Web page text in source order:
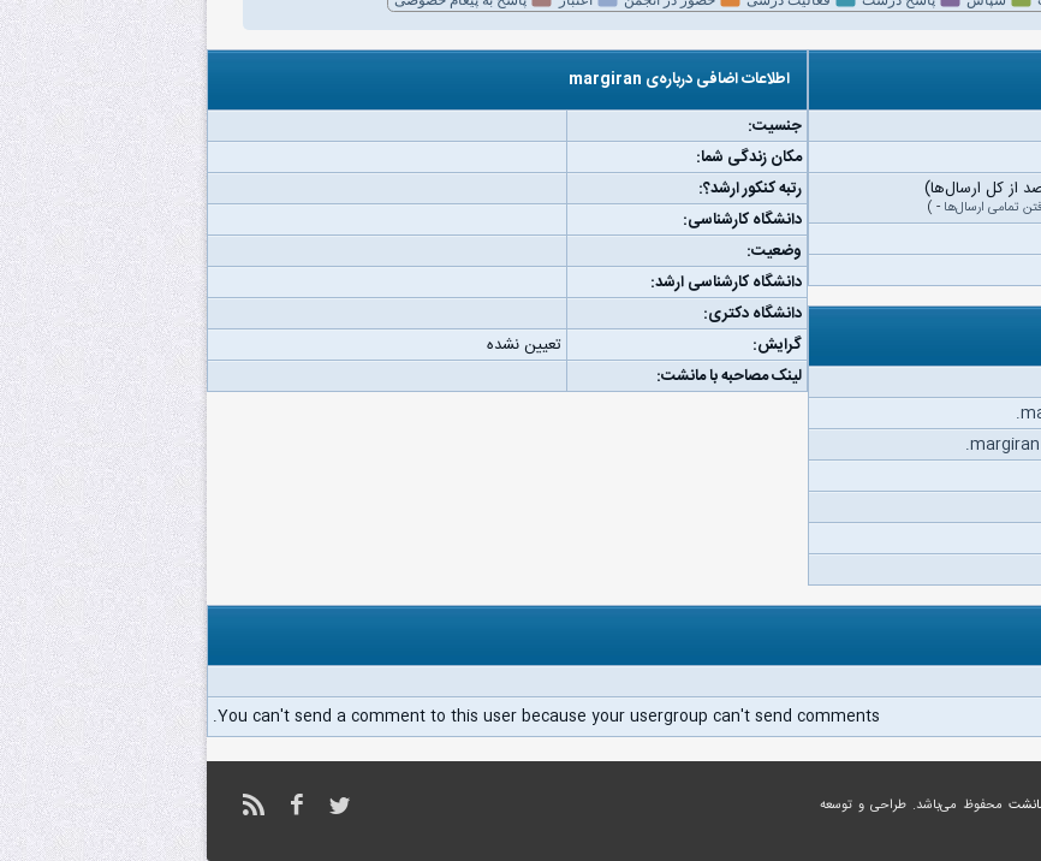
تمامی ارسال‌ها -
)
اطلاعات اضافی درباره‌ی margiran
جنسیت:
مکان زندگی شما:
رتبه کنکور ارشد؟:
دانشگاه کارشناسی:
وضعیت:
دانشگاه کارشناسی ارشد:
دانشگاه دکتری:
گرایش:
تعیین نشده
لینک مصاحبه با مانشت:
You can't send a comment to this user because your usergroup can't send comments.
محفوظ می‌باشد. طراحی و توسعه